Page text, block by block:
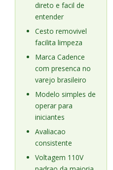
direto e facil de
entender
Cesto removivel
facilita limpeza
Marca Cadence
com presenca no
varejo brasileiro
Modelo simples de
operar para
iniciantes
Avaliacao
consistente
Voltagem 110V